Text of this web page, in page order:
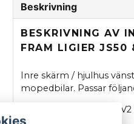
Beskrivning
BESKRIVNING AV
FRAM LIGIER
Inre skärm / hjulhus
mopedbilar. Passar
JS50 och JS50L